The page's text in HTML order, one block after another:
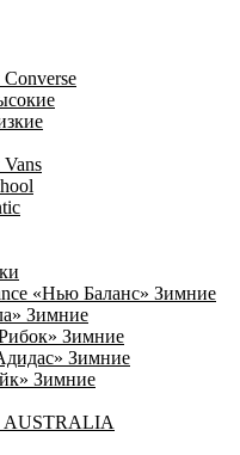
«Нью Баланс» Зимние
Зимние
Зимние
Зимние
Зимние
AUSTRALIA